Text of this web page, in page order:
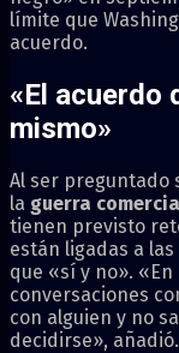
límite que
acuerdo.
«El acuerdo
mismo»
Al ser preguntado
la guerra
tienen previsto
están ligadas a
que «sí y no».
conversaciones
con alguien y no
decidirse», añadió.